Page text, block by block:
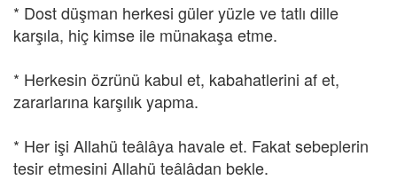
* Dost düşman herkesi güler yüzle ve tatlı dille
karşıla, hiç kimse ile münakaşa etme.
* Herkesin özrünü kabul et, kabahatlerini af et,
zararlarına karşılık yapma.
* Her işi Allahü teâlâya havale et. Fakat sebeplerin
tesir etmesini Allahü teâlâdan bekle.